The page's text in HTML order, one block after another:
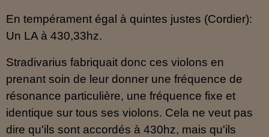
En tempérament égal à quintes justes (Cordier):
Un LA à 430,33hz.
Stradivarius fabriquait donc ces violons en
prenant soin de leur donner une fréquence de
résonance particulière, une fréquence fixe et
identique sur tous ses violons. Cela ne veut pas
dire qu'ils sont accordés à 430hz, mais qu'ils